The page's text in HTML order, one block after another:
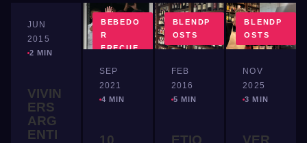
MUNDO
VINO
JUN
2015
2 MIN
VIVIN
ERS
ARG
ENTI
BEBEDO
R
FRECUE
SEP
2021
4 MIN
10
BLENDP
OSTS
FEB
2016
5 MIN
ETIQ
BLENDP
OSTS
NOV
2025
3 MIN
VER